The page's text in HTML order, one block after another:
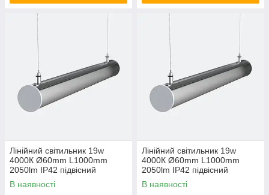
Лінійний світильник 19w
4000К Ø60mm L1000mm
2050lm IP42 підвісний
циліндричний на тросах LED-
TUBE LC-19w-1000 3000, 27,
В наявності
Лінійний світильник 19w
4000К Ø60mm L1000mm
2050lm IP42 підвісний
циліндричний на тросах LED-
TUBE LC-19w-1000 5000, 27,
В наявності